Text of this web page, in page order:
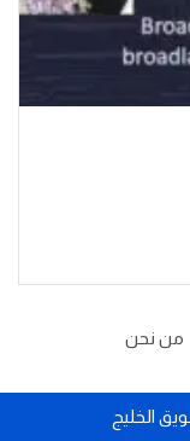
من نحن
الخليج